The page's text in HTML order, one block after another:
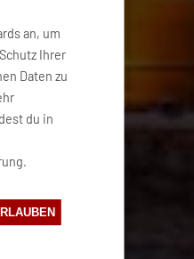
an, um
Ihrer
Daten zu
du in